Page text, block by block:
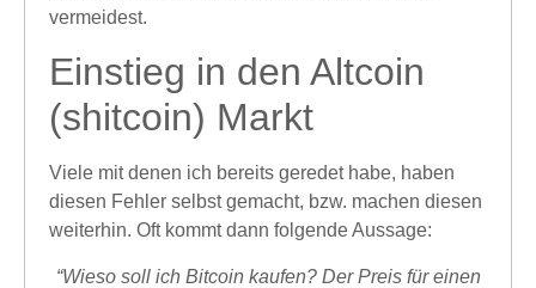
vermeidest.
Einstieg in den Altcoin
(shitcoin) Markt
Viele mit denen ich bereits geredet habe, haben
diesen Fehler selbst gemacht, bzw. machen diesen
weiterhin. Oft kommt dann folgende Aussage:
“Wieso soll ich Bitcoin kaufen? Der Preis für einen